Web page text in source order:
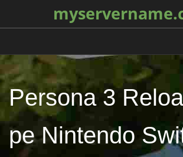
Persona 3
pe Nintendo